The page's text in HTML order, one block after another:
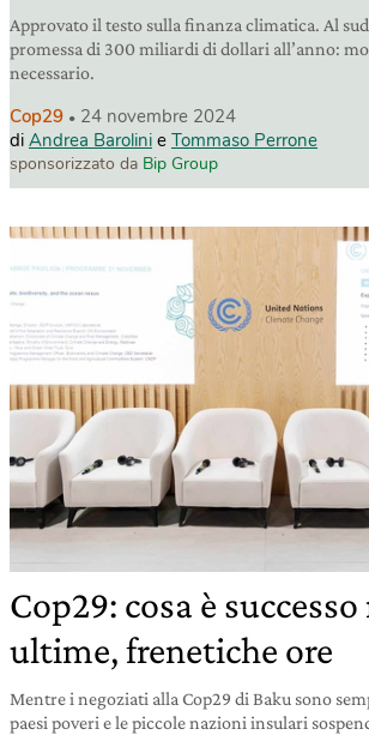
Approvato il testo sulla finanza climatica. Al
promessa di 300 miliardi di dollari all’anno:
necessario.
Cop29
24 novembre 2024
di Andrea Barolini e Tommaso Perrone
sponsorizzato da Bip Group
Cop29: cosa è
ultime, frenetiche ore
Mentre i negoziati alla Cop29 di Baku sono
paesi poveri e le piccole nazioni insulari